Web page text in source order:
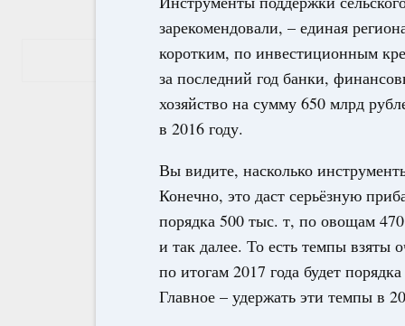
зарекомендовали, – единая
коротким, по инвестиционным
за последний год банки,
хозяйство на сумму 650 млрд
в 2016 году.
Вы видите, насколько
Конечно, это даст серьёзную
порядка 500 тыс. т, по овощам
и так далее. То есть темпы
по итогам 2017 года будет
Главное – удержать эти темпы в
Показать еще